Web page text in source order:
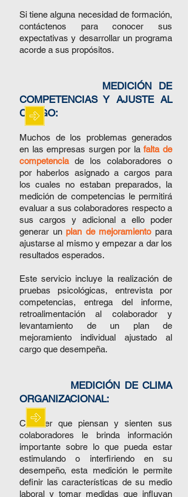
Si tiene alguna necesidad de formación,
contáctenos para conocer sus
expectativas y desarrollar un programa
acorde a sus propósitos.
MEDICIÓN DE
COMPETENCIAS Y AJUSTE AL
CARGO:
Muchos de los problemas generados
en las empresas surgen por lafalta de
competenciade los colaboradores o
por haberlos asignado a cargos para
los cuales no estaban preparados, la
medición de competencias le permitirá
evaluar a sus colaboradores respecto a
sus cargos y adicional a ello poder
generar unplan de mejoramientopara
ajustarse al mismo y empezar a dar los
resultados esperados.
Este servicio incluye la realización de
pruebas psicológicas, entrevista por
competencias, entrega del informe,
retroalimentación al colaborador y
levantamiento de un plan de
mejoramiento individual ajustado al
cargo que desempeña.
MEDICIÓN DE CLIMA
ORGANIZACIONAL:
Conocer que piensan y sienten sus
colaboradores le brinda información
importante sobre lo que pueda estar
estimulando o interfiriendo en su
desempeño, esta medición le permite
definir las características de su medio
laboral y tomar medidas que influyan